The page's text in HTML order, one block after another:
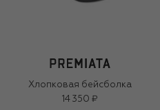
Хлопковая бейсболка
14 350 ₽